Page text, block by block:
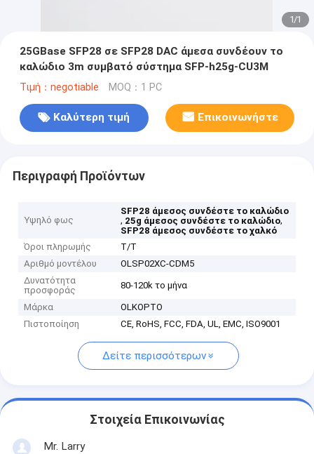
1/1
25GBase SFP28 σε SFP28 DAC άμεσα συνδέουν το
καλώδιο 3m συμβατό σύστημα SFP-h25g-CU3M
Τιμή：negotiable MOQ：1 PC
Καλύτερη τιμή Επικοινωνήστε
Περιγραφή Προϊόντων
Υψηλό φως
SFP28 άμεσος συνδέστε το καλώδιο
, 25g άμεσος συνδέστε το καλώδιο,
SFP28 άμεσος συνδέστε το χαλκό
Όροι πληρωμής
T/T
Αριθμό μοντέλου
OLSP02XC-CDM5
Δυνατότητα
προσφοράς
80-120k το μήνα
Μάρκα
OLKOPTO
Πιστοποίηση
CE, RoHS, FCC, FDA, UL, EMC, ISO9001
Δείτε περισσότερων
Στοιχεία Επικοινωνίας
Mr. Larry